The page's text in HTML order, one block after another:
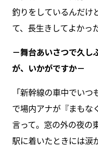
釣りをしているんだけ
て、長生きしてよかっ
－舞台あいさつで久し
が、いかがですか－
「新幹線の車中でい
で場内アナが『まもな
言って。窓の外の夜の
駅に着いたときには涙